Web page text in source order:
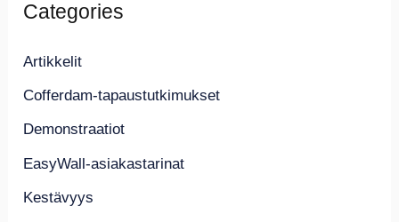
Categories
Artikkelit
Cofferdam-tapaustutkimukset
Demonstraatiot
EasyWall-asiakastarinat
Kestävyys